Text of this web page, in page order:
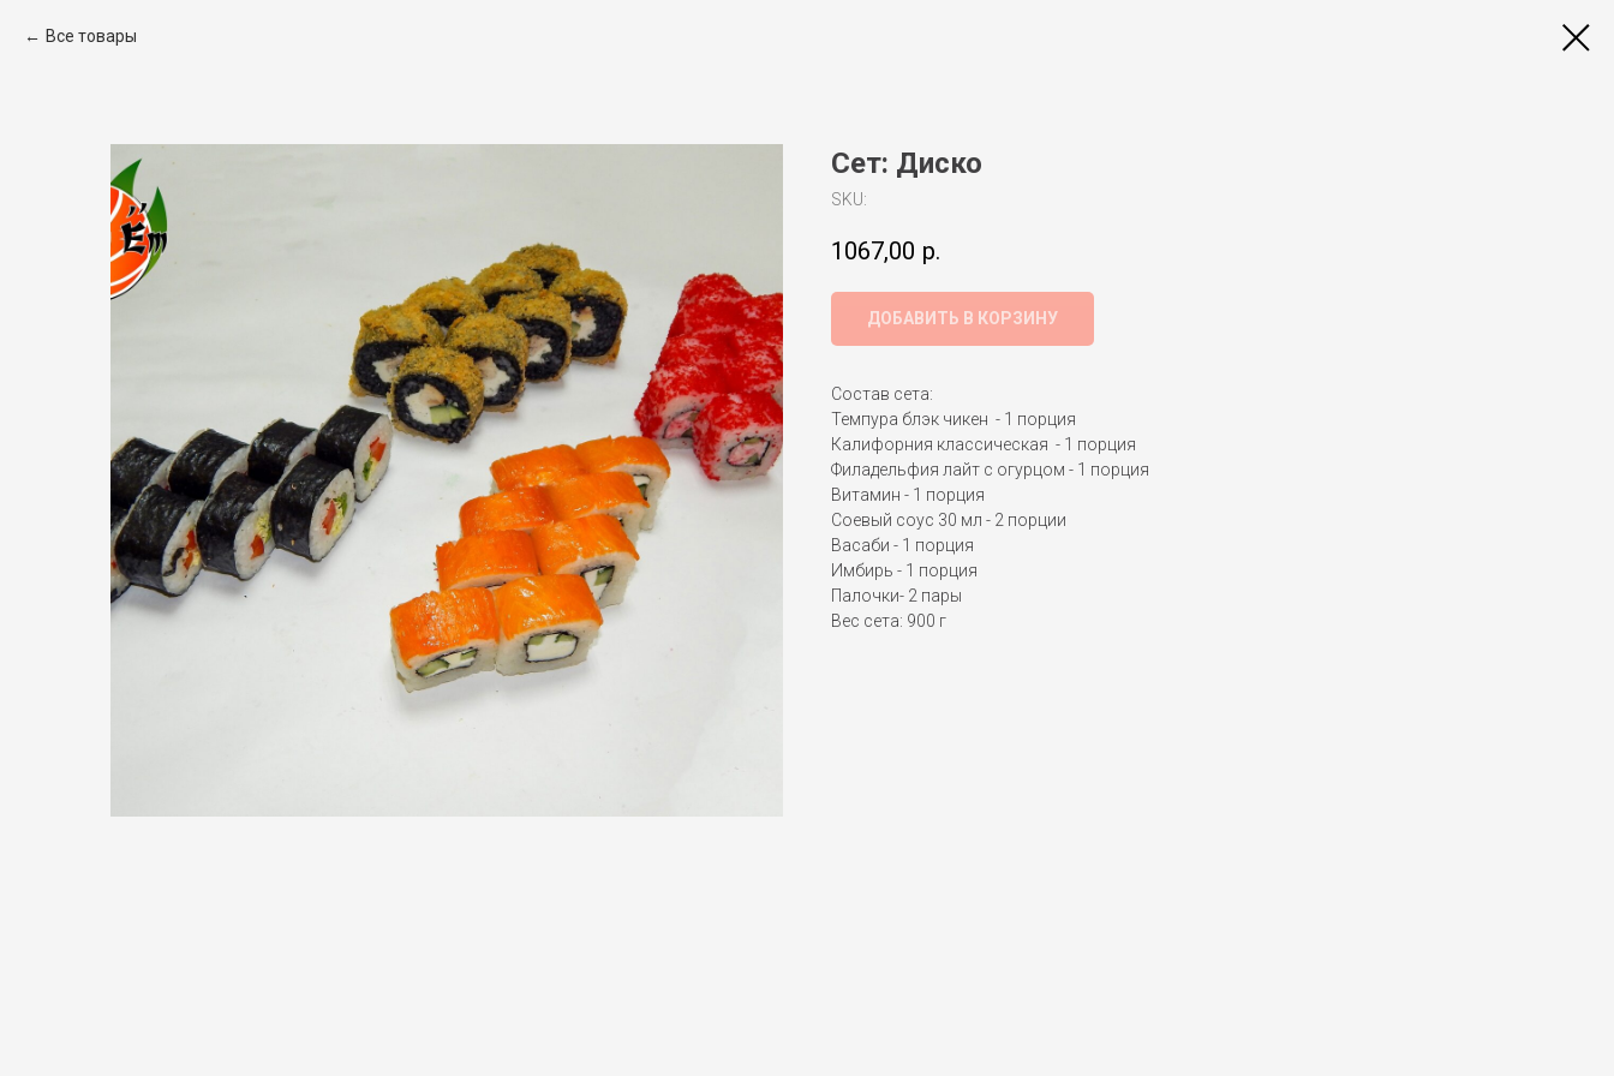
Все товары
Сет: Диско
SKU:
1067,00 р.
ДОБАВИТЬ В КОРЗИНУ
Состав сета:
Темпура блэк чикен - 1 порция
Калифорния классическая - 1 порция
Филадельфия лайт с огурцом - 1 порция
Витамин - 1 порция
Соевый соус 30 мл - 2 порции
Васаби - 1 порция
Имбирь - 1 порция
Палочки- 2 пары
Вес сета: 900 г